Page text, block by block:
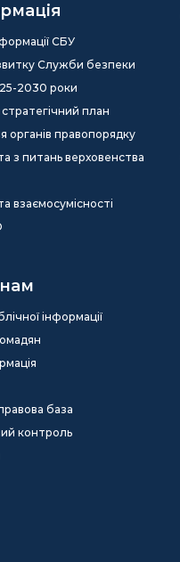
СБУ
Служби безпеки
2030 роки
план
органів правопорядку
з питань верховенства
взаємосумісності
інформації
база
контроль